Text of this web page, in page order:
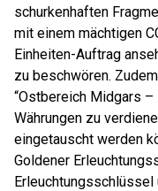
schurkenhaften
mit einem mächtigen
Einheiten-Auftrag
zu beschwören.
“Ostbereich Midgars –
Währungen zu
eingetauscht werden
Goldener
Erleuchtungsschlüssel